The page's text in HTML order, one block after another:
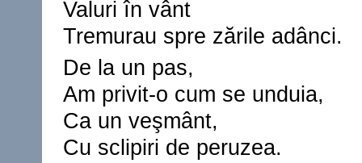
Valuri în vânt
Tremurau spre zările adânci.
De la un pas,
Am privit-o cum se unduia,
Ca un veşmânt,
Cu sclipiri de peruzea.